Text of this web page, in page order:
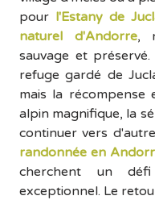
pour l'Estany de
naturel d'Andorre,
sauvage et
refuge gardé de
mais la récompense
alpin magnifique, la
continuer vers
randonnée en
cherchent un
exceptionnel. Le